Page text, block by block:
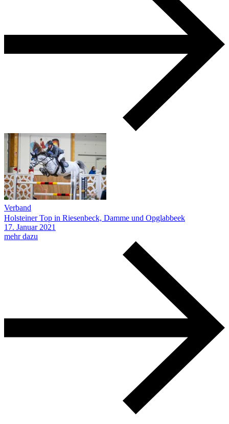
Verband
Holsteiner Top in Riesenbeck, Damme und Opglabbeek
17. Januar 2021
mehr dazu